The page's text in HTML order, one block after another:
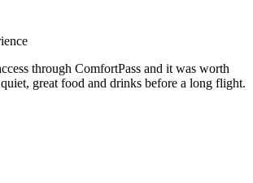
through ComfortPass and it was worth
great food and drinks before a long flight.